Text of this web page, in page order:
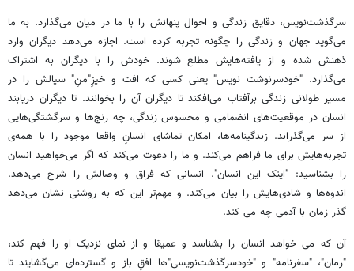
سرگذشت‌نویس، دقایق زندگی و احوال پنهانش را با ما در میان می‌گذارد. به ما
می‌گوید جهان و زندگی را چگونه تجربه کرده است. اجازه می‌دهد دیگران وارد
ذهنش شده و از یافته‌هایش مطلع شوند. خودش را با دیگران به اشتراک
می‌گذارد. "خودسرنوشت نویس" یعنی کسی که افت و خیزِ"منِ" سیالش را در
مسیر طولانی زندگی برآفتاب می‌افکند تا دیگران آن را بخوانند. تا دیگران دریابند
انسان در موقعیت‌های انضمامی و محسوس زندگی، چه رنج‌ها و سرگشتگی‌هایی
از سر می‌گذراند. زندگینامه‌ها، امکان تماشای انسانِ واقعا موجود را با همه‌ی
تجربه‌هایش برای ما فراهم می‌کند. و ما را دعوت می‌کند که اگر می‌خواهید انسان
را بشناسید: "اینک این انسان". انسانی که فراق و وصالش را شرح می‌دهد.
اندوه‌ها و شادی‌هایش را بیان می‌کند. و مهم‌تر این که به روشنی نشان می‌دهد
گذر زمان با آدمی چه می کند.
آن که می خواهد انسان را بشناسد و عمیقا و از نمای نزدیک او را فهم کند،
"رمان"، "سفرنامه" و "خودسرگذشت‌نویسی"‌ها افقِ باز و گسترده‌ای می‌گشایند تا